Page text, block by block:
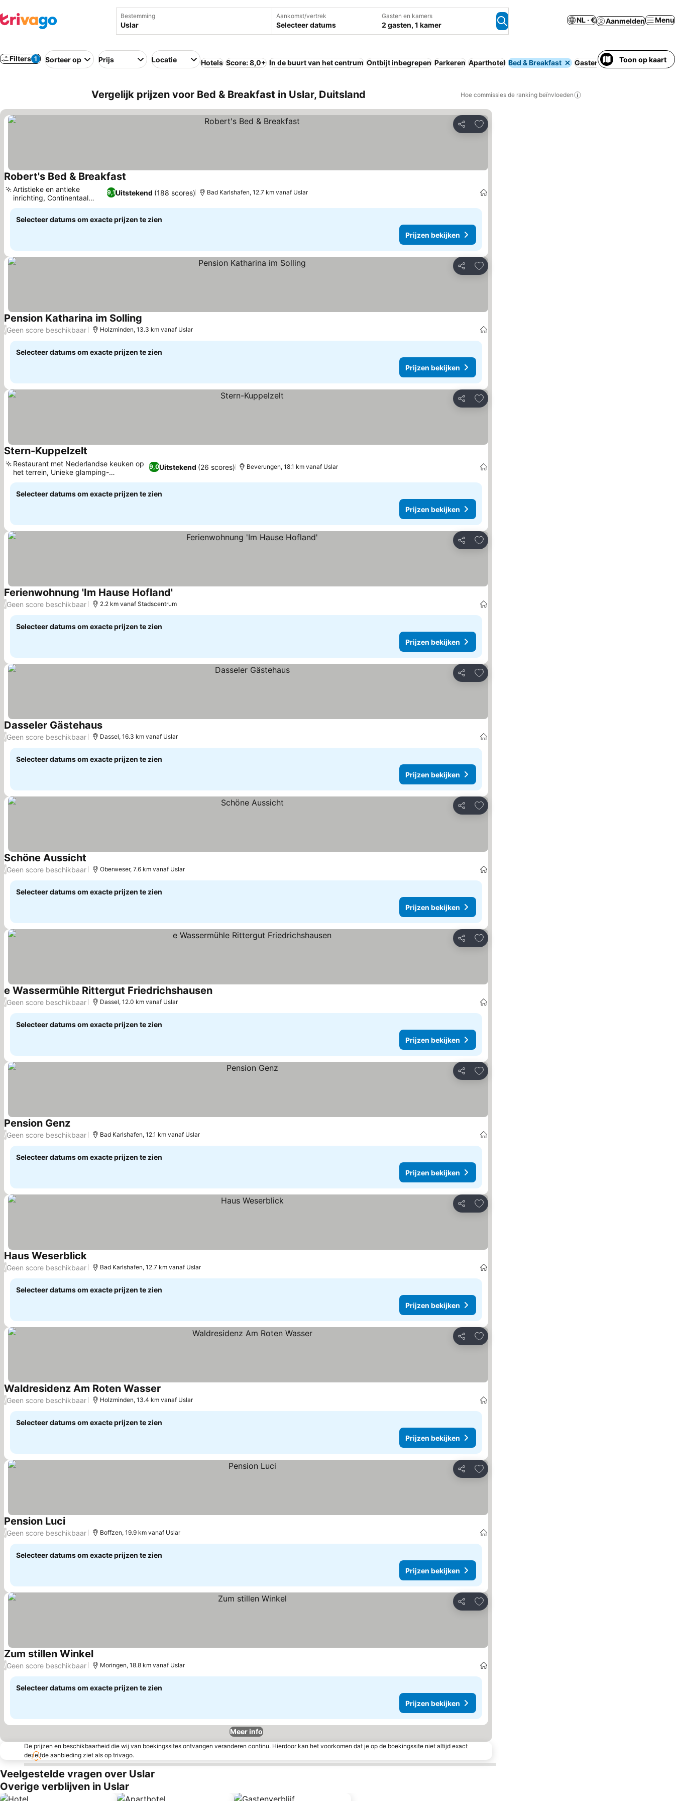
Bestemming Aankomst/vertrek
Selecteer datums
Gasten en kamers
2 gasten, 1 kamer
NL · € Aanmelden Menu
Filters 1 Sorteer op Prijs Locatie Hotels Score: 8,0+ In de buurt van het centrum Ontbijt inbegrepen Parkeren Aparthotel Bed & Breakfast Gastenverblijf Hostel
Toon op kaart
Vergelijk prijzen voor Bed & Breakfast in Uslar, Duitsland Hoe commissies de ranking beïnvloeden
Delen
Toevoegen aan favorieten
Robert's Bed & Breakfast
9,1Uitstekend (188 scores)
Artistieke en antieke
inrichting, Continentaal
ontbijt
Bad Karlshafen, 12.7 km vanaf Uslar
Selecteer datums om exacte prijzen te zien
Prijzen bekijken
Delen
Toevoegen aan favorieten
Pension Katharina im Solling
/Geen score beschikbaar Holzminden, 13.3 km vanaf Uslar
Selecteer datums om exacte prijzen te zien
Prijzen bekijken
Delen
Toevoegen aan favorieten
Stern-Kuppelzelt
9,0Uitstekend (26 scores)
Restaurant met Nederlandse keuken op
het terrein, Unieke glamping-
koepelervaring
Beverungen, 18.1 km vanaf Uslar
Selecteer datums om exacte prijzen te zien
Prijzen bekijken
Delen
Toevoegen aan favorieten
Ferienwohnung 'Im Hause Hofland'
/Geen score beschikbaar 2.2 km vanaf Stadscentrum
Selecteer datums om exacte prijzen te zien
Prijzen bekijken
Delen
Toevoegen aan favorieten
Dasseler GästehausPrijzen bekijken
/Geen score beschikbaar Dassel, 16.3 km vanaf Uslar
Selecteer datums om exacte prijzen te zien
Prijzen bekijken
Delen
Toevoegen aan favorieten
Schöne Aussicht Prijzen bekijken
/Geen score beschikbaar Oberweser, 7.6 km vanaf Uslar
Selecteer datums om exacte prijzen te zien
Prijzen bekijken
Delen
Toevoegen aan favorieten
e Wassermühle Rittergut FriedrichshausenPrijzen bekijken
/Geen score beschikbaar Dassel, 12.0 km vanaf Uslar
Selecteer datums om exacte prijzen te zien
Prijzen bekijken
Delen
Toevoegen aan favorieten
Pension GenzPrijzen bekijken
/Geen score beschikbaar Bad Karlshafen, 12.1 km vanaf Uslar
Selecteer datums om exacte prijzen te zien
Prijzen bekijken
Delen
Toevoegen aan favorieten
Haus WeserblickPrijzen bekijken
/Geen score beschikbaar Bad Karlshafen, 12.7 km vanaf Uslar
Selecteer datums om exacte prijzen te zien
Prijzen bekijken
Delen
Toevoegen aan favorieten
Waldresidenz Am Roten Wasser
/Geen score beschikbaar Holzminden, 13.4 km vanaf Uslar
Selecteer datums om exacte prijzen te zien
Prijzen bekijken
Delen
Toevoegen aan favorieten
Pension LuciPrijzen bekijken
/Geen score beschikbaar Boffzen, 19.9 km vanaf Uslar
Selecteer datums om exacte prijzen te zien
Prijzen bekijken
Delen
Toevoegen aan favorieten
Zum stillen WinkelPrijzen bekijken
/Geen score beschikbaar Moringen, 18.8 km vanaf Uslar
Selecteer datums om exacte prijzen te zien
Prijzen bekijken
Meer info
De prijzen en beschikbaarheid die wij van boekingssites ontvangen veranderen continu. Hierdoor kan het voorkomen dat je op de boekingssite niet altijd exact
dezelfde aanbieding ziet als op trivago.
Veelgestelde vragen over Uslar
Overige verblijven in Uslar